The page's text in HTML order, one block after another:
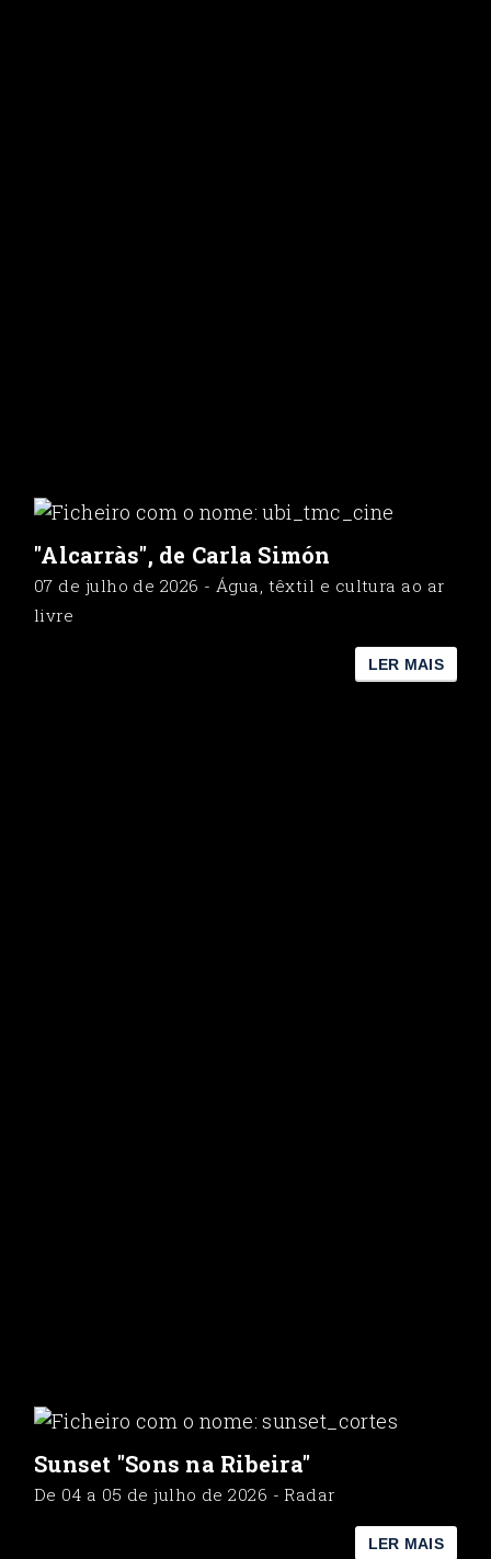
"Alcarràs", de Carla Simón
07 de julho de 2026 - Água, têxtil e cultura ao ar
livre
LER MAIS
Sunset "Sons na Ribeira"
De 04 a 05 de julho de 2026 - Radar
LER MAIS